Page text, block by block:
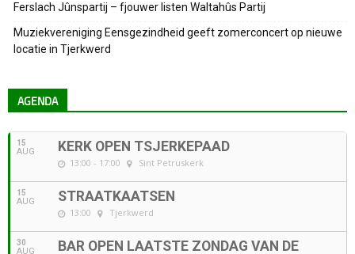
Ferslach Jûnspartij – fjouwer listen Waltahûs Partij
Muziekvereniging Eensgezindheid geeft zomerconcert op nieuwe
locatie in Tjerkwerd
AGENDA
15
AUG KERK OPEN TSJERKEPAAD
13:00 - 17:00 Sint Petruskerk
15
AUG STRAATKAATSEN
13:00 Tjerkwerd
30
AUG BAR OPEN LAATSTE ZONDAG VAN DE